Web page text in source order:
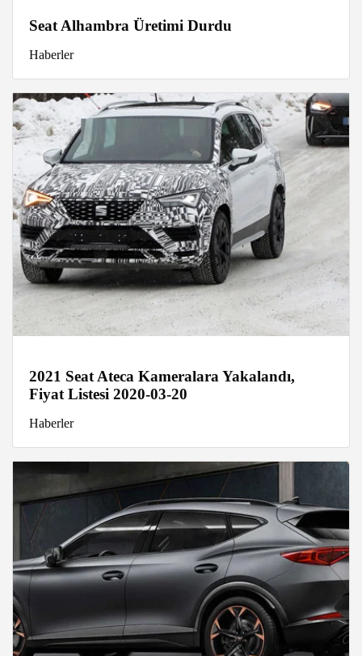
Seat Alhambra Üretimi Durdu
Haberler
2021 Seat Ateca Kameralara Yakalandı,
Fiyat Listesi 2020-03-20
Haberler